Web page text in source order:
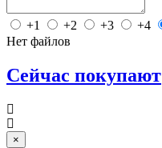
+1 +2 +3 +4
Нет файлов
Сейчас покупают
×